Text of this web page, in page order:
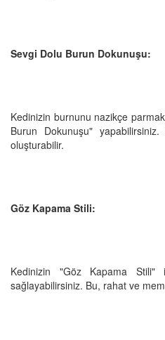
Sevgi Dolu Burun Dokunuşu:
Kedinizin burnunu nazikçe
Burun Dokunuşu"
oluşturabilir.
Göz Kapama Stili:
Kedinizin "Göz Kapama Stili"
sağlayabilirsiniz. Bu, rahat ve